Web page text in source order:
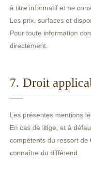
à titre informatif et ne
Les prix, surfaces et
Pour toute information
directement.
7. Droit
Les présentes mentions
En cas de litige, et à
compétents du ressort de
connaître du différend.